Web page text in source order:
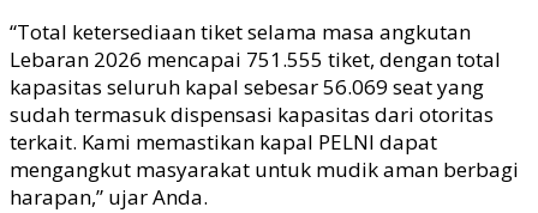
“Total ketersediaan tiket selama masa angkutan
Lebaran 2026 mencapai 751.555 tiket, dengan total
kapasitas seluruh kapal sebesar 56.069 seat yang
sudah termasuk dispensasi kapasitas dari otoritas
terkait. Kami memastikan kapal PELNI dapat
mengangkut masyarakat untuk mudik aman berbagi
harapan,” ujar Anda.